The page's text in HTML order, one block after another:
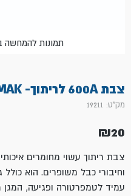
צבת 600A לריתוך- TOOLMAK
מק"ט: 19211
₪20
צבת ריתוך עשוי מחומרים
וחיבורי כבל משופרים. הוא
עמיד לטמפרטורה ופגיעה,
*תמונות להמחשה